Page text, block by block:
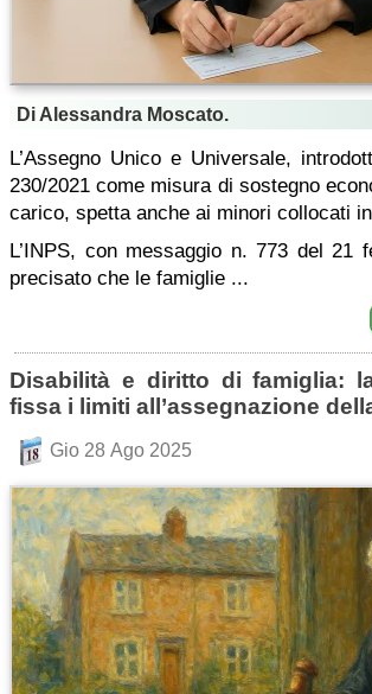
Di Alessandra Moscato.
L’Assegno Unico e Universale,
230/2021 come misura di sostegno
carico, spetta anche ai minori collocati
L’INPS, con messaggio n. 773 del 21
precisato che le famiglie ...
Disabilità e diritto di famiglia:
fissa i limiti all’assegnazione
Gio 28 Ago 2025